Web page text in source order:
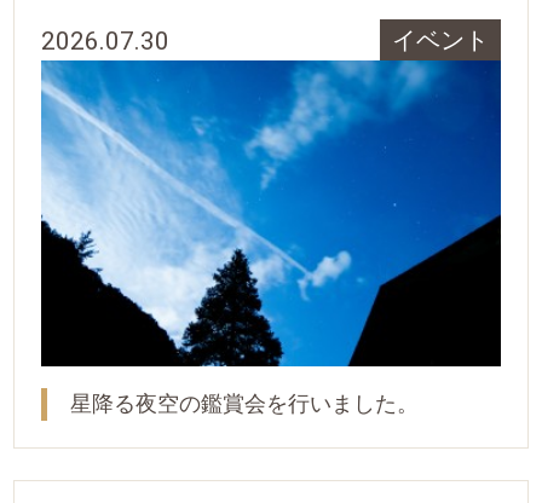
2026.07.30 イベント
星降る夜空の鑑賞会を行いました。